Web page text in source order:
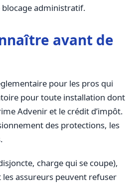
blocage administratif.
avant de
pour les pros qui
pour toute installation dont
Advenir et le crédit d’impôt.
des protections, les
charge qui se coupe),
assureurs peuvent refuser